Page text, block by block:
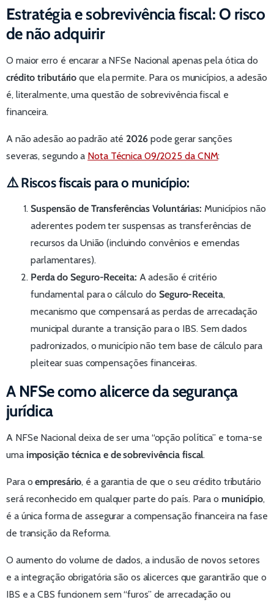
Estratégia e sobrevivência fiscal: O risco
de não adquirir
O maior erro é encarar a NFSe Nacional apenas pela ótica do
crédito tributário que ela permite. Para os municípios, a adesão
é, literalmente, uma questão de sobrevivência fiscal e
financeira.
A não adesão ao padrão até 2026pode gerar sanções
severas, segundo a Nota Técnica 09/2025 da CNM:
⚠️Riscos fiscais para o município:
Suspensão de Transferências Voluntárias: Municípios não
aderentes podem ter suspensas as transferências de
recursos da União (incluindo convênios e emendas
parlamentares).
Perda do Seguro-Receita: A adesão é critério
fundamental para o cálculo do Seguro-Receita,
mecanismo que compensará as perdas de arrecadação
municipal durante a transição para o IBS. Sem dados
padronizados, o município não tem base de cálculo para
pleitear suas compensações financeiras.
A NFSe como alicerce da segurança
jurídica
A NFSe Nacional deixa de ser uma “opção política” e torna-se
uma imposição técnica e de sobrevivência fiscal.
Para oempresário, é a garantia de que o seu crédito tributário
será reconhecido em qualquer parte do país. Para o município,
é a única forma de assegurar a compensação financeira na fase
de transição da Reforma.
O aumento do volume de dados, a inclusão de novos setores
e a integração obrigatória são os alicerces que garantirão que o
IBS e a CBS funcionem sem “furos” de arrecadação ou